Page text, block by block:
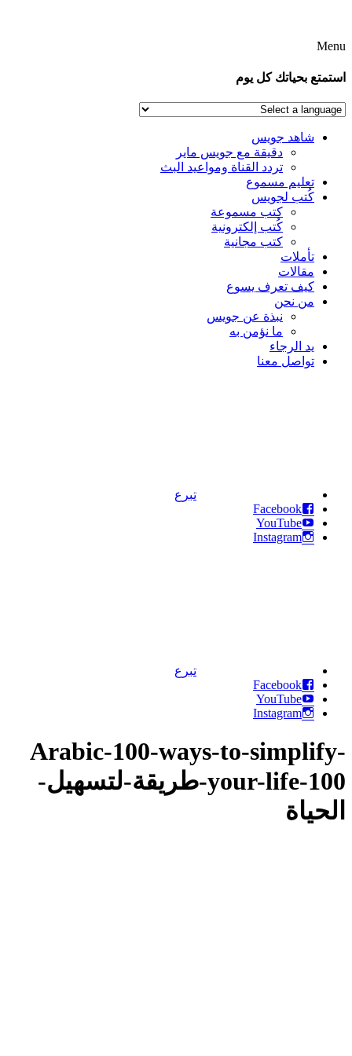
Menu
استمتع بحياتك كل يوم
شاهد جويس
دقيقة مع جويس ماير
تردد القناة ومواعيد البث
تعليم مسموع
كُتب لجويس
كتب مسموعة
كُتب إلكترونية
كتب مجانية
تأملات
مقالات
كيف تعرف يسوع
من نحن
نبذة عن جويس
ما نؤمن به
يد الرجاء
تواصل معنا
تبرع
Facebook
YouTube
Instagram
تبرع
Facebook
YouTube
Instagram
Arabic-100-ways-to-simplify-
your-life-100-طريقة-لتسهيل-
الحياة